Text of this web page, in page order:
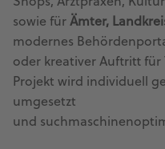
sowie für Ämter,
modernes
oder kreativer Auftritt für
Projekt wird individuell
umgesetzt
und